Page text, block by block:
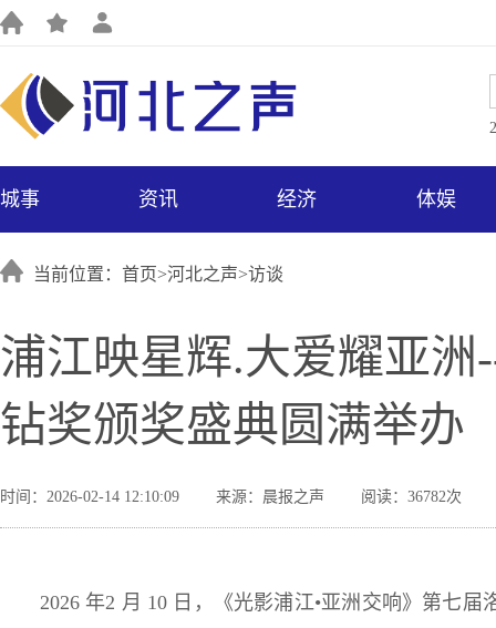
城事 资讯 经济 体娱
当前位置：首页>河北之声>访谈
浦江映星辉.大爱耀亚
钻奖颁奖盛典圆满举办
时间：2026-02-14 12:10:09 来源：晨报之声 阅读：36782次
2026 年2 月 10 日，《光影浦江•亚洲交响》第七